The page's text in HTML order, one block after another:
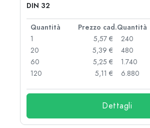
DIN 32
Quantità Prezzo cad.Quantità
1
5,57 €
20
5,39 €
60
5,25 €
120
5,11 €
240
480
1.740
6.880
Dettagli